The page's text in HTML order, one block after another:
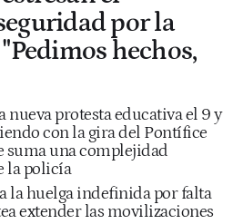
por la
hechos,
nueva protesta educativa el 9 y
con la gira del Pontífice
suma una complejidad
la policía
la huelga indefinida por falta
extender las movilizaciones